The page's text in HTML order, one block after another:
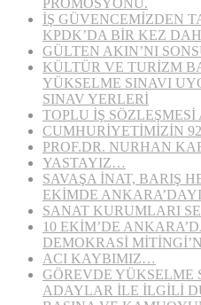
PROMOSYONU.
İŞ GÜVENCEMİZDEN
KPDK’DA BİR KEZ
GÜLTEN AKIN’NI
KÜLTÜR VE TURİZM
YÜKSELME SINAVI
SINAV YERLERİ
TOPLU İŞ
CUMHURİYETİMİZİN
PROF.DR. NURHAN
YASTAYIZ…
SAVAŞA İNAT, BARIŞ
EKİMDE
SANAT KURUMLARI
10 EKİM’DE
DEMOKRASİ
ACI KAYBIMIZ…
GÖREVDE
ADAYLAR İLE İLGİLİ